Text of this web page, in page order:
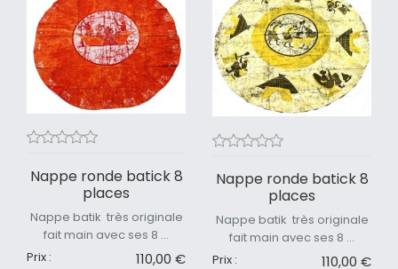
Nappe ronde batick 8
places
Nappe batik très originale
fait main avec ses 8 ...
Prix :
110,00 €
Nappe ronde batick 8
places
Nappe batik très originale
fait main avec ses 8 ...
Prix :
110,00 €